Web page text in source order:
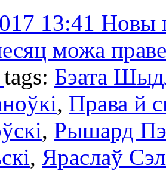
13:41 Новы
можа
tags: Бэата
, Права й
, Рышард
, Яраслаў